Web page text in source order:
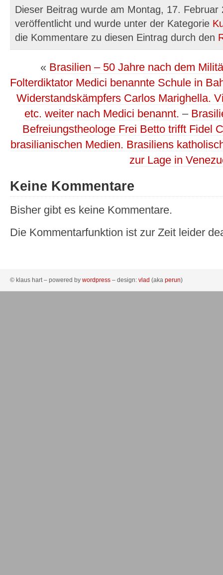
Dieser Beitrag wurde am Montag, 17. Februar
veröffentlicht und wurde unter der Kategorie
die Kommentare zu diesen Eintrag durch den
« Brasilien – 50 Jahre nach dem
Folterdiktator Medici benannte Schule in
Widerstandskämpfers Carlos Marighella.
etc. weiter nach Medici benannt. –
Befreiungstheologe Frei Betto trifft Fidel
brasilianischen Medien. Brasiliens
zur Lage in
Keine Kommentare
Bisher gibt es keine Kommentare.
Die Kommentarfunktion ist zur Zeit leider
© klaus hart – powered by wordpress – design: vlad (aka perun)